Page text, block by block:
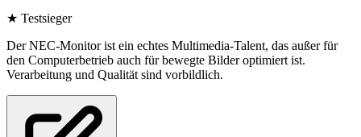
★ Testsieger
Der NEC-Monitor ist ein echtes Multimedia-Talent, das außer für
den Computerbetrieb auch für bewegte Bilder optimiert ist.
Verarbeitung und Qualität sind vorbildlich.